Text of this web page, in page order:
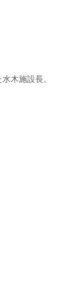
木施設長。